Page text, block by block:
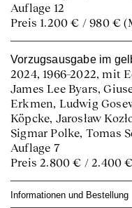
Auflage 12
Preis 1.200 € / 980 €
Vorzugsausgabe im
2024, 1966–2022, mit
James Lee Byars,
Erkmen, Ludwig
Köpcke, Jarosław
Sigmar Polke, Tomas
Auflage 7
Preis 2.800 € / 2.400
Informationen und Bestellung